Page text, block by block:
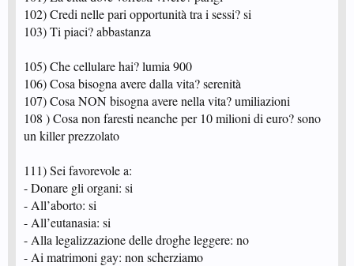
102) Credi nelle pari opportunità tra i sessi? si
103) Ti piaci? abbastanza
105) Che cellulare hai? lumia 900
106) Cosa bisogna avere dalla vita? serenità
107) Cosa NON bisogna avere nella vita? umiliazioni
108 ) Cosa non faresti neanche per 10 milioni di euro? sono
un killer prezzolato
111) Sei favorevole a:
- Donare gli organi: si
- All’aborto: si
- All’eutanasia: si
- Alla legalizzazione delle droghe leggere: no
- Ai matrimoni gay: non scherziamo